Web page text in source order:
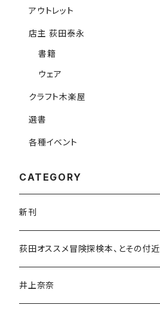
アウトレット
店主 荻田泰永
書籍
ウェア
クラフト木楽屋
選書
各種イベント
CATEGORY
新刊
和書
文学・小説・物語
荻田オススメ冒険探検本、とその付近
井上奈奈